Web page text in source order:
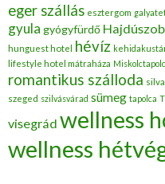
eger szállás esztergom
gyula gyógyfürdő
hunguest hotel
hévíz
lifestyle hotel mátraháza
romantikus szálloda
szeged szilvásvárad sümeg tapolca
visegrád wellness
wellness